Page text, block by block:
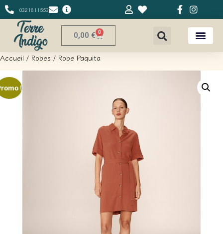
0321811553
0,00 € 0
Accueil / Robes / Robe Paquita
!